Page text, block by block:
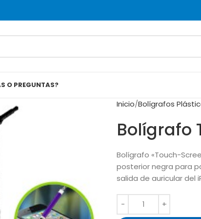
O PREGUNTAS?
Inicio Bolígrafos
Bolígrafo
Bolígrafo «Touch-
posterior negra para
salida de auricular del